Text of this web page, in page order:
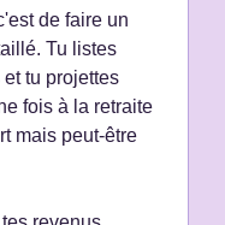
de faire un
Tu listes
tu projettes
fois à la retraite
mais peut-être